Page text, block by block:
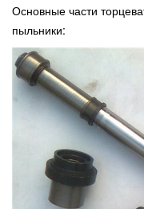
Основные части
пыльники: